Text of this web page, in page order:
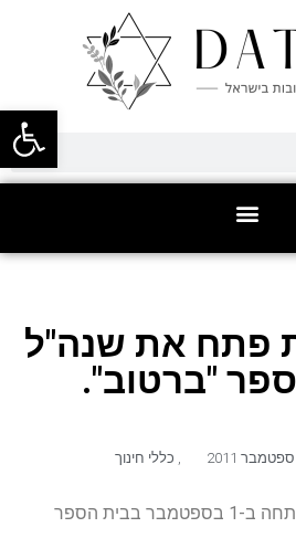
פתח
פתח את שנה"ל
"ברטוב".
, כללי חינוך
שנת הלימודים החדשה נפתחה ב-1 בספטמבר בבית הספר